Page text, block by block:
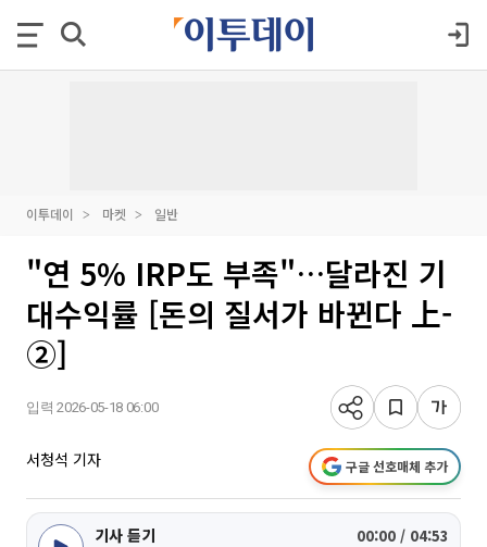
이투데이 마켓 일반
"연 5% IRP도 부족"…달라진 기
대수익률 [돈의 질서가 바뀐다 上-
②]
입력 2026-05-18 06:00
서청석 기자 구글 선호매체 추가
기사 듣기 00:00 / 04:53